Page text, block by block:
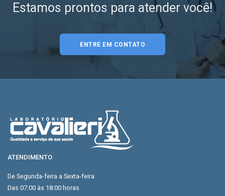
Estamos prontos para atender você!
ENTRE EM CONTATO
ATENDIMENTO
De Segunda-feira a Sexta-feira
Das 07:00 às 18:00 horas